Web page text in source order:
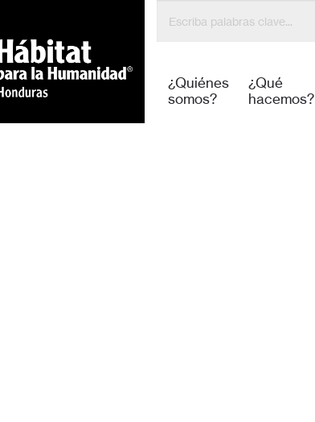
¿Quiénes
somos?
¿Qué
hacemos?